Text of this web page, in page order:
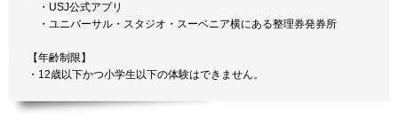
・USJ公式アプリ
・ユニバーサル・スタジオ・スーベニア横にある整理券発券所
【年齢制限】
・12歳以下かつ小学生以下の体験はできません。